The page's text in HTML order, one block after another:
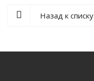
Назад к списку